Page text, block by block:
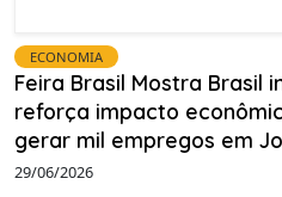
ECONOMIA
Feira Brasil Mostra Brasil
reforça impacto
gerar mil empregos em
29/06/2026